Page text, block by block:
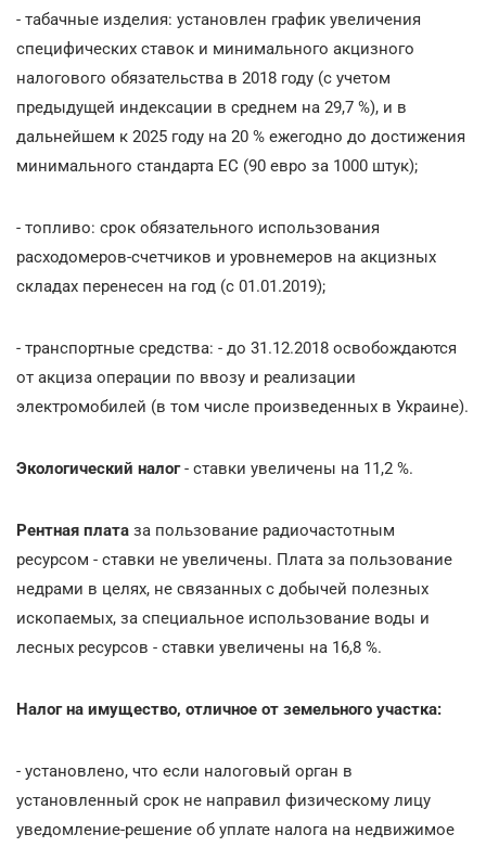
- табачные изделия: установлен график увеличения
специфических ставок и минимального акцизного
налогового обязательства в 2018 году (с учетом
предыдущей индексации в среднем на 29,7 %), и в
дальнейшем к 2025 году на 20 % ежегодно до достижения
минимального стандарта ЕС (90 евро за 1000 штук);
- топливо: срок обязательного использования
расходомеров-счетчиков и уровнемеров на акцизных
складах перенесен на год (с 01.01.2019);
- транспортные средства: - до 31.12.2018 освобождаются
от акциза операции по ввозу и реализации
электромобилей (в том числе произведенных в Украине).
Экологический налог- ставки увеличены на 11,2 %.
Рентная плата за пользование радиочастотным
ресурсом - ставки не увеличены. Плата за пользование
недрами в целях, не связанных с добычей полезных
ископаемых, за специальное использование воды и
лесных ресурсов - ставки увеличены на 16,8 %.
Налог на имущество, отличное от земельного участка:
- установлено, что если налоговый орган в
установленный срок не направил физическому лицу
уведомление-решение об уплате налога на недвижимое